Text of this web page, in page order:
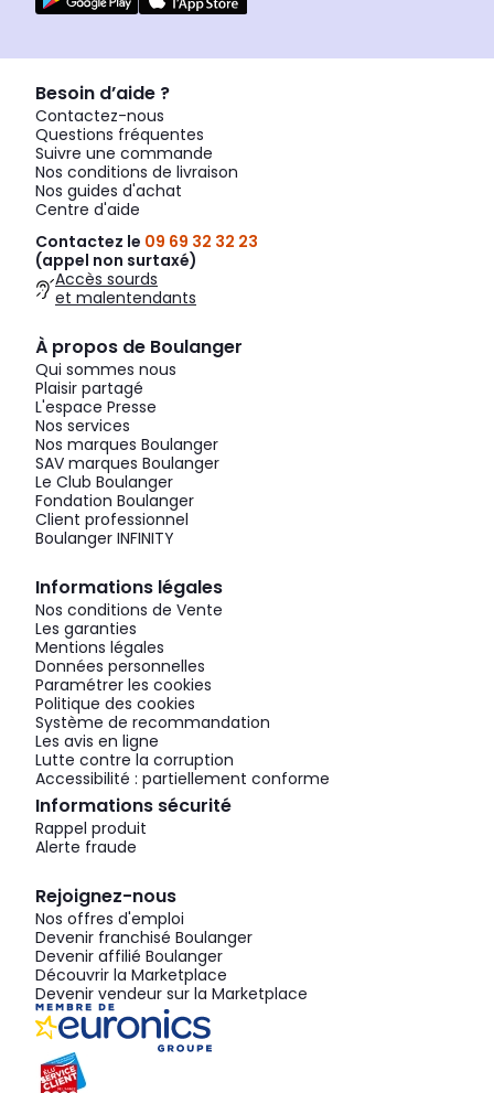
Besoin d’aide ?
Contactez-nous
Questions fréquentes
Suivre une commande
Nos conditions de livraison
Nos guides d'achat
Centre d'aide
Contactez le 09 69 32 32 23
(appel non surtaxé)
Accès sourds
et malentendants
À propos de Boulanger
Qui sommes nous
Plaisir partagé
L'espace Presse
Nos services
Nos marques Boulanger
SAV marques Boulanger
Le Club Boulanger
Fondation Boulanger
Client professionnel
Boulanger INFINITY
Informations légales
Nos conditions de Vente
Les garanties
Mentions légales
Données personnelles
Paramétrer les cookies
Politique des cookies
Système de recommandation
Les avis en ligne
Lutte contre la corruption
Accessibilité : partiellement conforme
Informations sécurité
Rappel produit
Alerte fraude
Rejoignez-nous
Nos offres d'emploi
Devenir franchisé Boulanger
Devenir affilié Boulanger
Découvrir la Marketplace
Devenir vendeur sur la Marketplace